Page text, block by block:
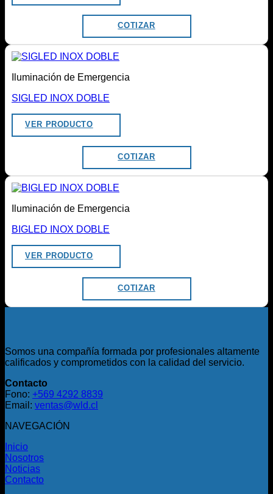
COTIZAR
Iluminación de Emergencia
SIGLED INOX DOBLE
VER PRODUCTO
COTIZAR
Iluminación de Emergencia
BIGLED INOX DOBLE
VER PRODUCTO
COTIZAR
Somos una compañía formada por profesionales altamente
calificados y comprometidos con la calidad del servicio.
Contacto
Fono: +569 4292 8839
Email: ventas@wld.cl
NAVEGACIÓN
Inicio
Nosotros
Noticias
Contacto